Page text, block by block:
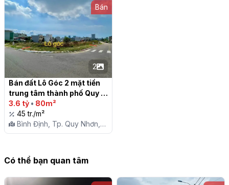
Bán
2
Bán đất Lô Góc 2 mặt tiền
trung tâm thành phố Quy
Nhơn
3.6 tỷ • 80m²
45 tr./m²
Bình Định, Tp. Quy Nhơn,
P. Quang Trung
Có thể bạn quan tâm